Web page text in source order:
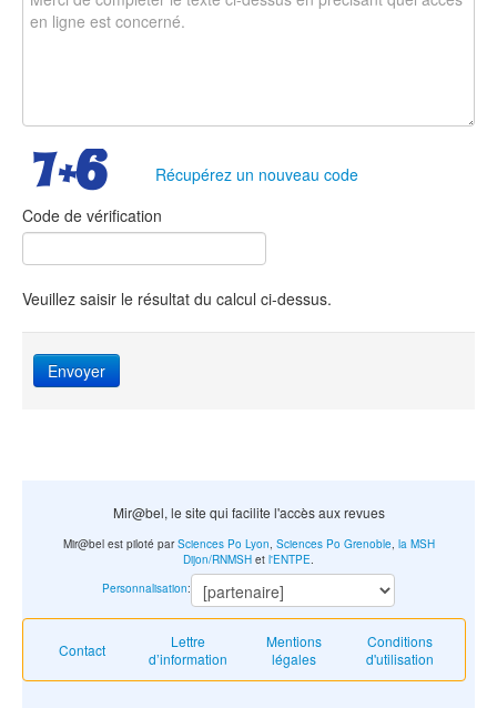
Récupérez un nouveau code
Code de vérification
Veuillez saisir le résultat du calcul ci-dessus.
Envoyer
Mir@bel, le site qui facilite l'accès aux revues
Contact
Lettre
d’information
Mentions
légales
Conditions
d'utilisation
Mir@bel est piloté parSciences Po Lyon Sciences Po Grenoble, la MSH
Dijon/RNMSH et l'ENTPE
Personnalisation: